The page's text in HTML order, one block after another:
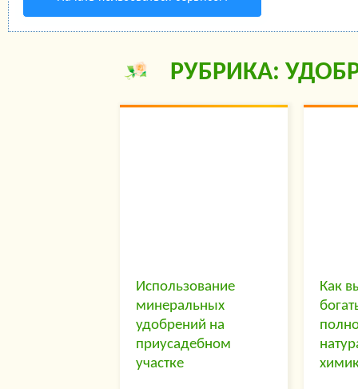
РУБРИКА:
Использование
минеральных
удобрений на
приусадебном
участке
Как